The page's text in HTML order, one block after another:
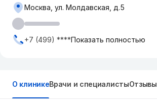
Москва, ​ул. Молдавская, д.5
+7 (499) ****Показать полностью
О клиникеВрачи и специалистыОтзывы